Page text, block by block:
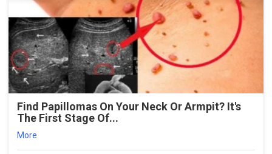
Find Papillomas On Your Neck Or Armpit? It's
The First Stage Of...
More